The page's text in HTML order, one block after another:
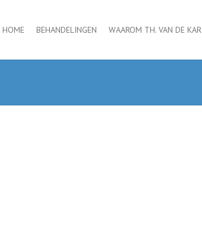
HOME BEHANDELINGEN WAAROM TH. VAN DE KAR